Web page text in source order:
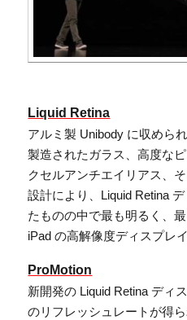
Liquid Retina
アルミ製 Unibody に収めら
製造されたガラス、高度な
クセルアンチエイリアス、
設計により、Liquid Retina
たものの中で最も明るく、
iPad の高解像度ディスプレイ
ProMotion
新開発の Liquid Retina ディ
のリフレッシュレートが得